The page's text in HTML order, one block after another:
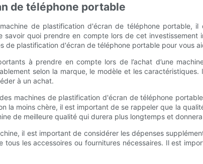
de téléphone portable
de plastification d'écran de téléphone portable,
savoir quoi prendre en compte lors de cet
de plastification d'écran de téléphone portable pour vous
à prendre en compte lors de l’achat d’une
selon la marque, le modèle et les
à un achat.
machines de plastification d'écran de téléphone
la moins chère, il est important de se rappeler que la
de meilleure qualité qui durera plus longtemps et
il est important de considérer les dépenses
tous les accessoires ou fournitures nécessaires. Il est